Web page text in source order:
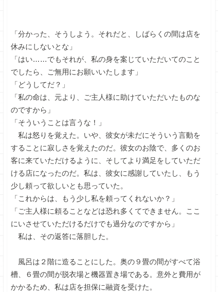
「分かった、そうしよう。それだと、しばらくの間は店を
休みにしないとな」
「はい……でもそれが、私の身を案じていただいてのこと
でしたら、ご無用にお願いいたします」
「どうしてだ？」
「私の命は、元より、ご主人様に助けていただいたものな
のですから」
「そういうことは言うな！」
私は怒りを覚えた。いや、彼女が未だにそういう言動を
することに寂しさを覚えたのだ。彼女のお陰で、多くのお
客に来ていただけるように、そしてより満足をしていただ
ける店になったのだ。私は、彼女に感謝していたし、もう
少し頼って欲しいとも思っていた。
「これからは、もう少し私を頼ってくれないか？」
「ご主人様に頼ることなどは恐れ多くてできません。ここ
にいさせていただけるだけでも過分なのですから」
私は、その返答に落胆した。
風呂は２階に造ることにした。奥の９畳の間がすべて浴
槽、６畳の間が脱衣場と機器置き場である。意外と費用が
かかるため、私は店を担保に融資を受けた。